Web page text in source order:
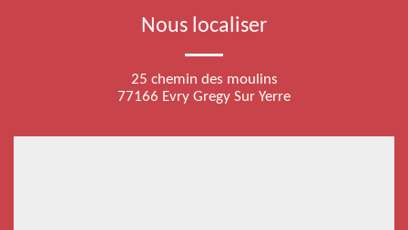
Nous localiser
25 chemin des moulins
77166 Evry Gregy Sur Yerre